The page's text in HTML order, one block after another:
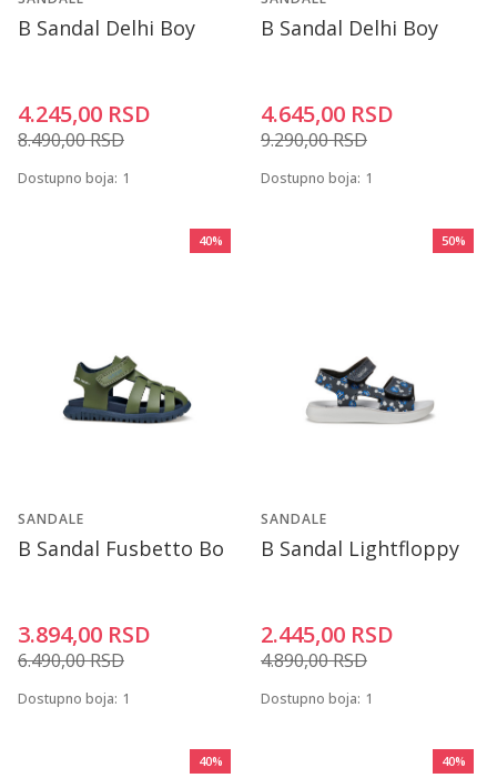
B Sandal Delhi Boy
4.245,00 RSD
8.490,00RSD
Dostupno boja: 1
B Sandal Delhi Boy
4.645,00 RSD
9.290,00RSD
Dostupno boja: 1
40%
SANDALE
B Sandal Fusbetto Bo
3.894,00 RSD
6.490,00RSD
Dostupno boja: 1
50%
SANDALE
B Sandal Lightfloppy
2.445,00 RSD
4.890,00RSD
Dostupno boja: 1
40% 40%